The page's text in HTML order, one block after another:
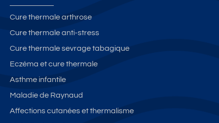
Cure thermale arthrose
Cure thermale anti-stress
Cure thermale sevrage tabagique
Eczéma et cure thermale
Asthme infantile
Maladie de Raynaud
Affections cutanées et thermalisme